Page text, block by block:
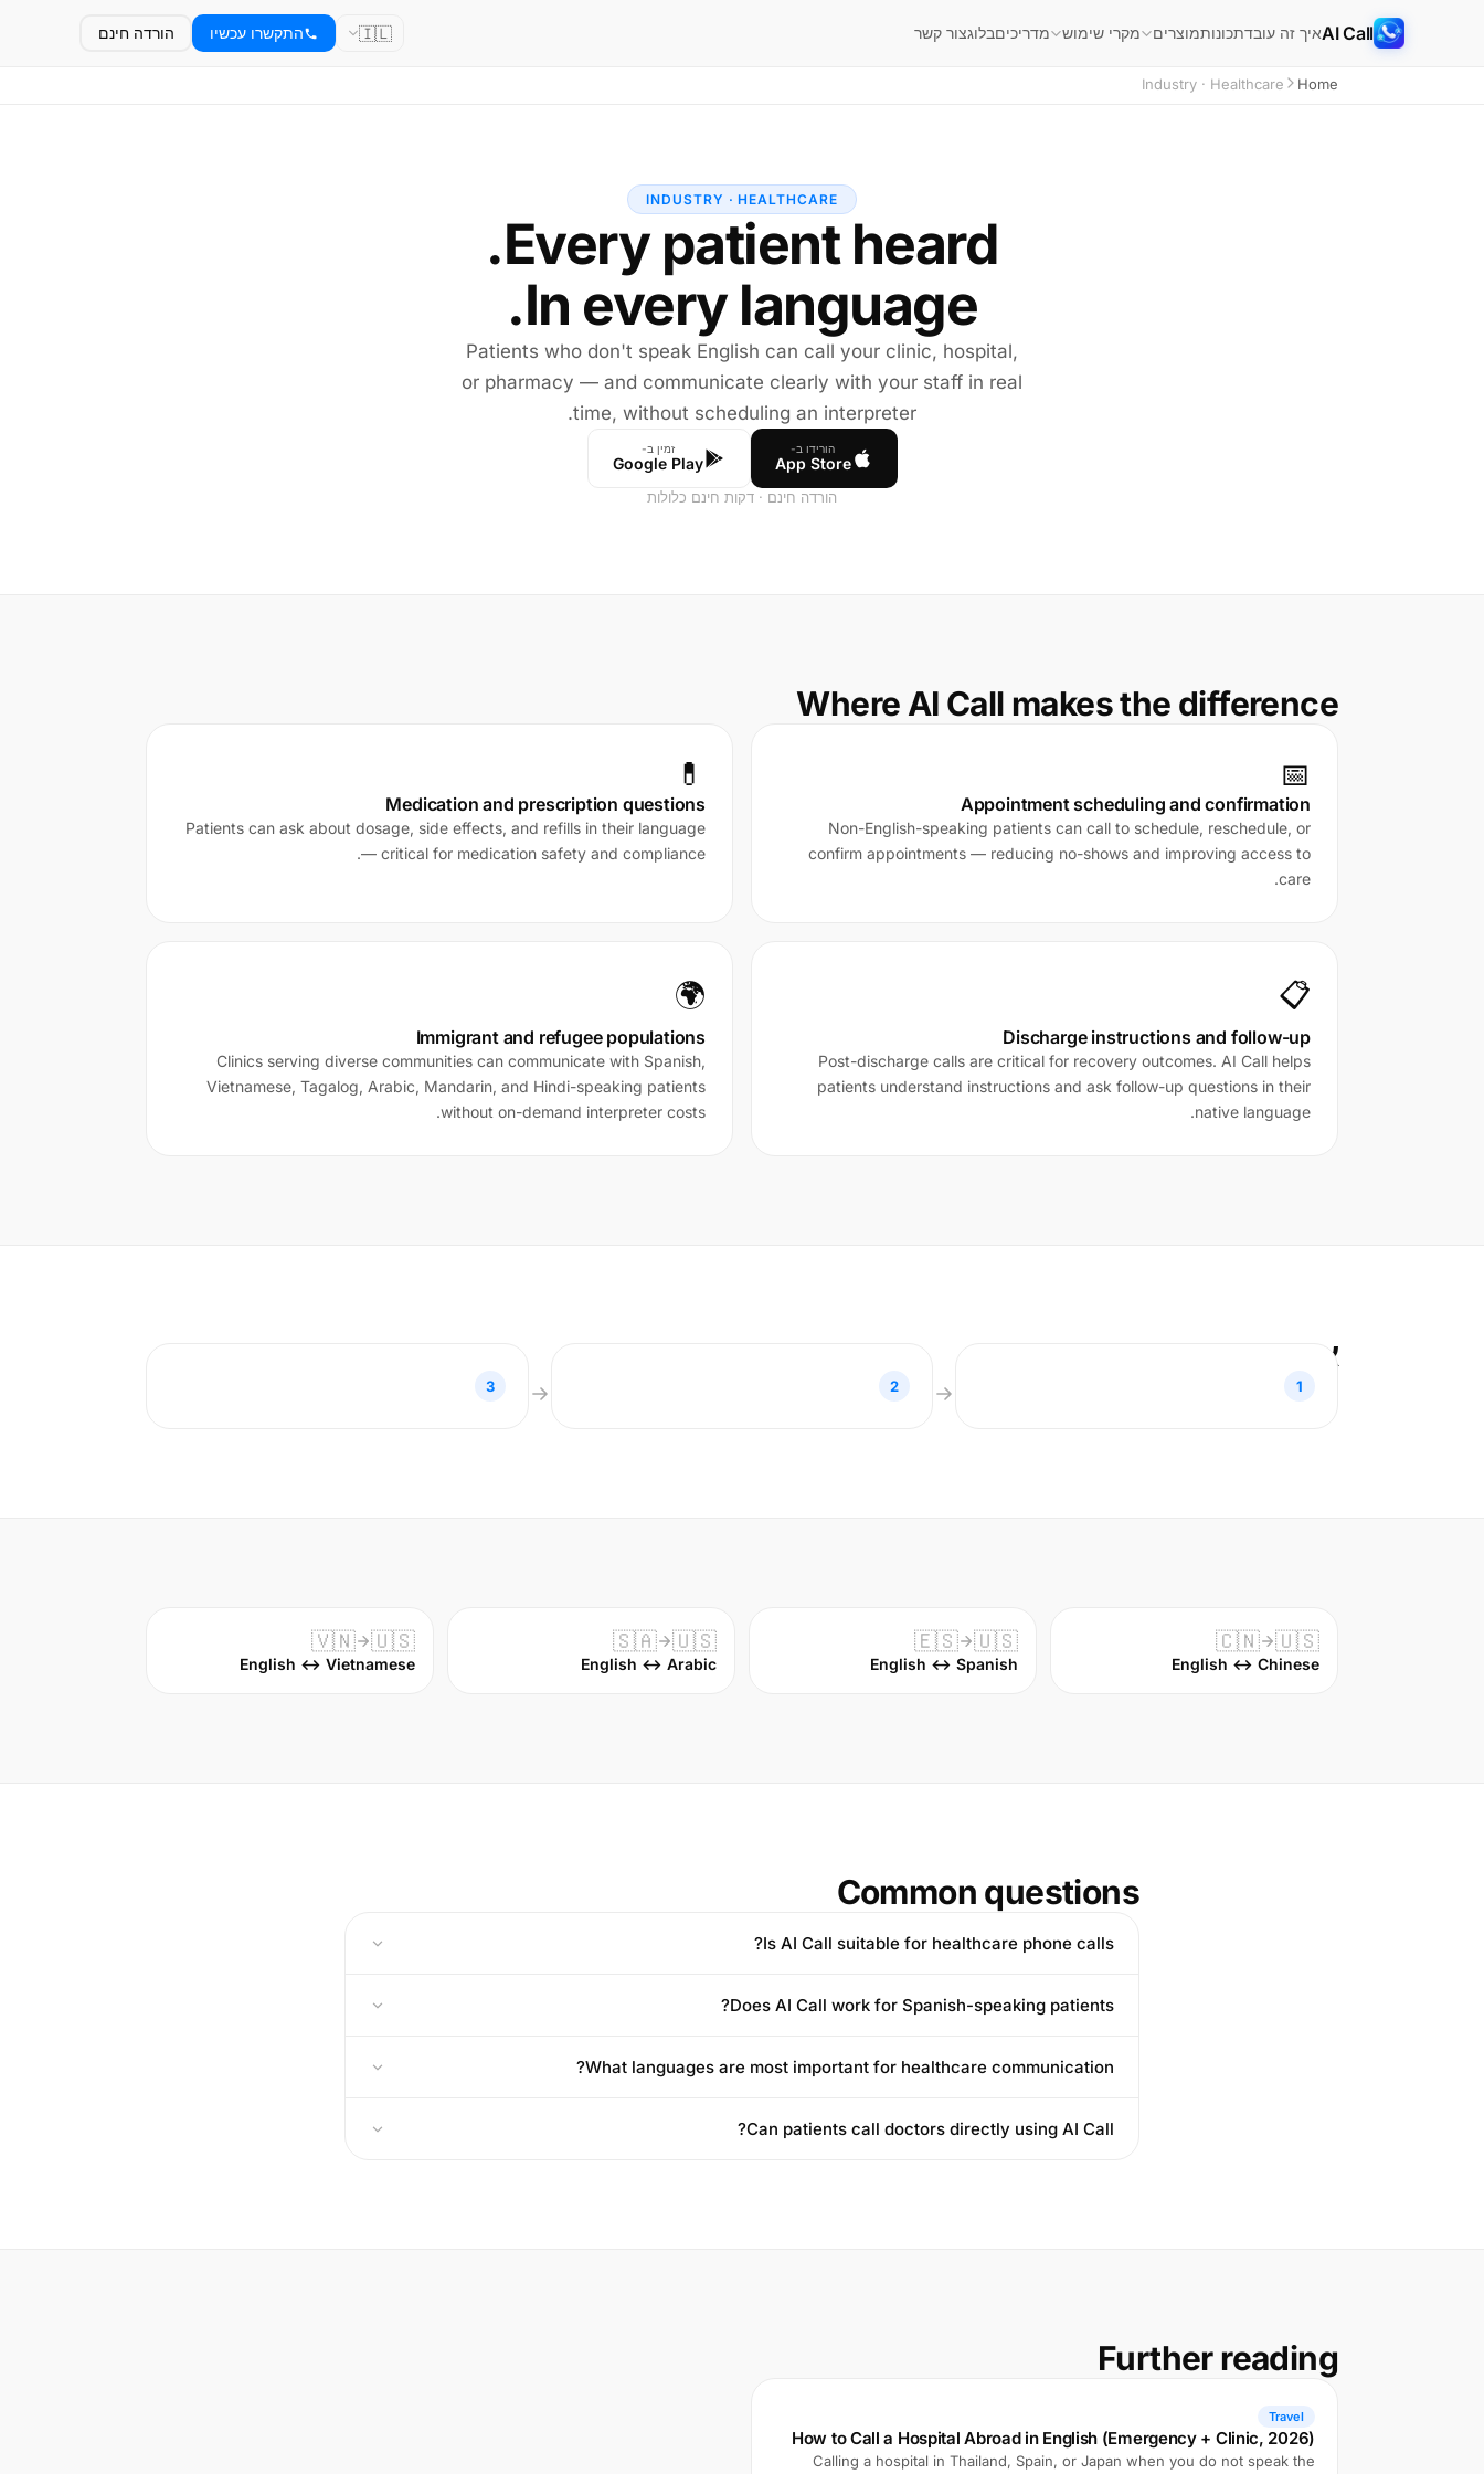
AI Callאיך זה עובדתכונותמוצרים מקרי שימוש מדריכיםבלוגצור קשר 🇮🇱 התקשרו עכשיו הורדה חינם
Home
Industry · Healthcare
INDUSTRY · HEALTHCARE
In every language.
Patients who don't speak English can call your clinic, hospital,
or pharmacy — and communicate clearly with your staff in real
time, without scheduling an interpreter.
הורידו ב-
App Store
זמין ב-
Google Play
הורדה חינם · דקות חינם כלולות
Where AI Call makes the difference
📅
Appointment scheduling and confirmation
Non-English-speaking patients can call to schedule, reschedule, or
confirm appointments — reducing no-shows and improving access to
care.
💊
Medication and prescription questions
Patients can ask about dosage, side effects, and refills in their language
— critical for medication safety and compliance.
📋
Discharge instructions and follow-up
Post-discharge calls are critical for recovery outcomes. AI Call helps
patients understand instructions and ask follow-up questions in their
native language.
🌍
Immigrant and refugee populations
Clinics serving diverse communities can communicate with Spanish,
Vietnamese, Tagalog, Arabic, Mandarin, and Hindi-speaking patients
without on-demand interpreter costs.
איך זה עובד
1
2
3
🇺🇸
🇨🇳
English ↔ Chinese
🇺🇸
🇪🇸
English ↔ Spanish
🇺🇸
🇸🇦
English ↔ Arabic
🇺🇸
🇻🇳
English ↔ Vietnamese
Common questions
Is AI Call suitable for healthcare phone calls?
Does AI Call work for Spanish-speaking patients?
What languages are most important for healthcare communication?
Can patients call doctors directly using AI Call?
Further reading
Travel
How to Call a Hospital Abroad in English (Emergency + Clinic, 2026)
Calling a hospital in Thailand, Spain, or Japan when you do not speak the